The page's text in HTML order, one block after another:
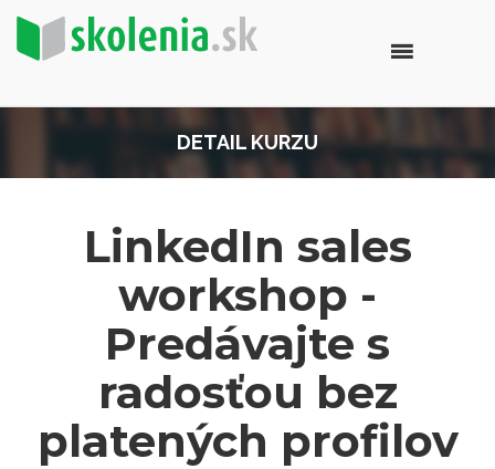
DETAIL KURZU
LinkedIn sales
workshop -
Predávajte s
radosťou bez
platených profilov